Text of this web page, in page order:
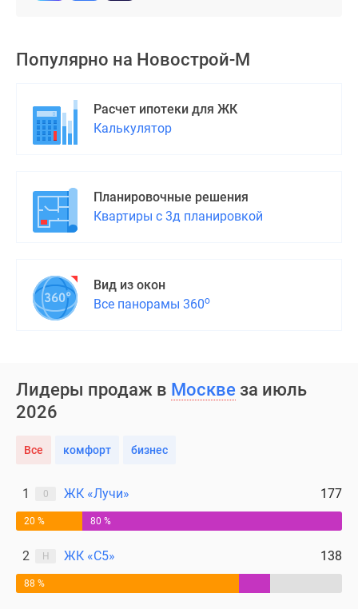
водоема
ипотеку
Коттеджи
Скидки
Популярно на Новострой-М
Расчет ипотеки для ЖК
Калькулятор
Планировочные решения
Квартиры с 3д планировкой
Вид из окон
Все панорамы 360о
Лидеры продаж в Москве за июль
2026
Все комфорт бизнес
1 0 ЖК «Лучи» 177
20 % 80 %
2 Н ЖК «С5» 138
88 %